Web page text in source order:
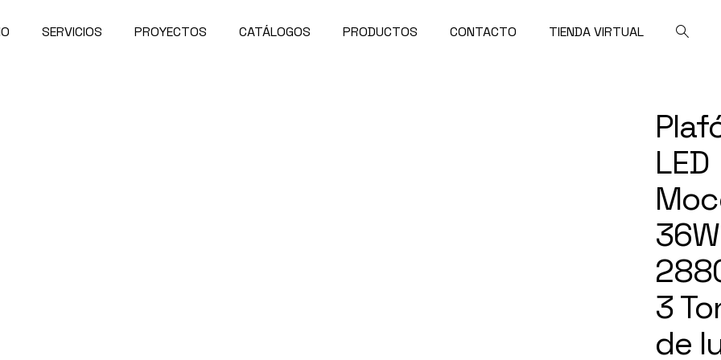
SERVICIOS PROYECTOS CATÁLOGOS PRODUCTOS CONTACTO TIENDA VIRTUAL
LED
36W
3
de